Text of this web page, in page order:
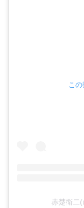
こ
赤楚衛二